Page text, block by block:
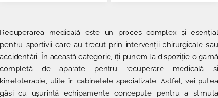
Recuperarea medicală este un proces complex și esențial
pentru sportivii care au trecut prin intervenții chirurgicale sau
accidentări. În această categorie, îți punem la dispoziție o gamă
completă deaparate pentru recuperare medicală și
kinetoterapie,utile în cabinetele specializate. Astfel, vei putea
găsi cu ușurință echipamente concepute pentru a stimula